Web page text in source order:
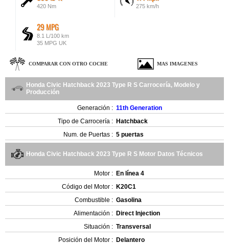
420 Nm 275 km/h
29 MPG
8.1 L/100 km
35 MPG UK
COMPARAR CON OTRO COCHE MAS IMAGENES
Honda Civic Hatchback 2023 Type R S Carrocería, Modelo y
Producción
Generación : 11th Generation
Tipo de Carrocería : Hatchback
Num. de Puertas : 5 puertas
Honda Civic Hatchback 2023 Type R S Motor Datos Técnicos
Motor : En línea 4
Código del Motor : K20C1
Combustible : Gasolina
Alimentación : Direct Injection
Situación : Transversal
Posición del Motor : Delantero